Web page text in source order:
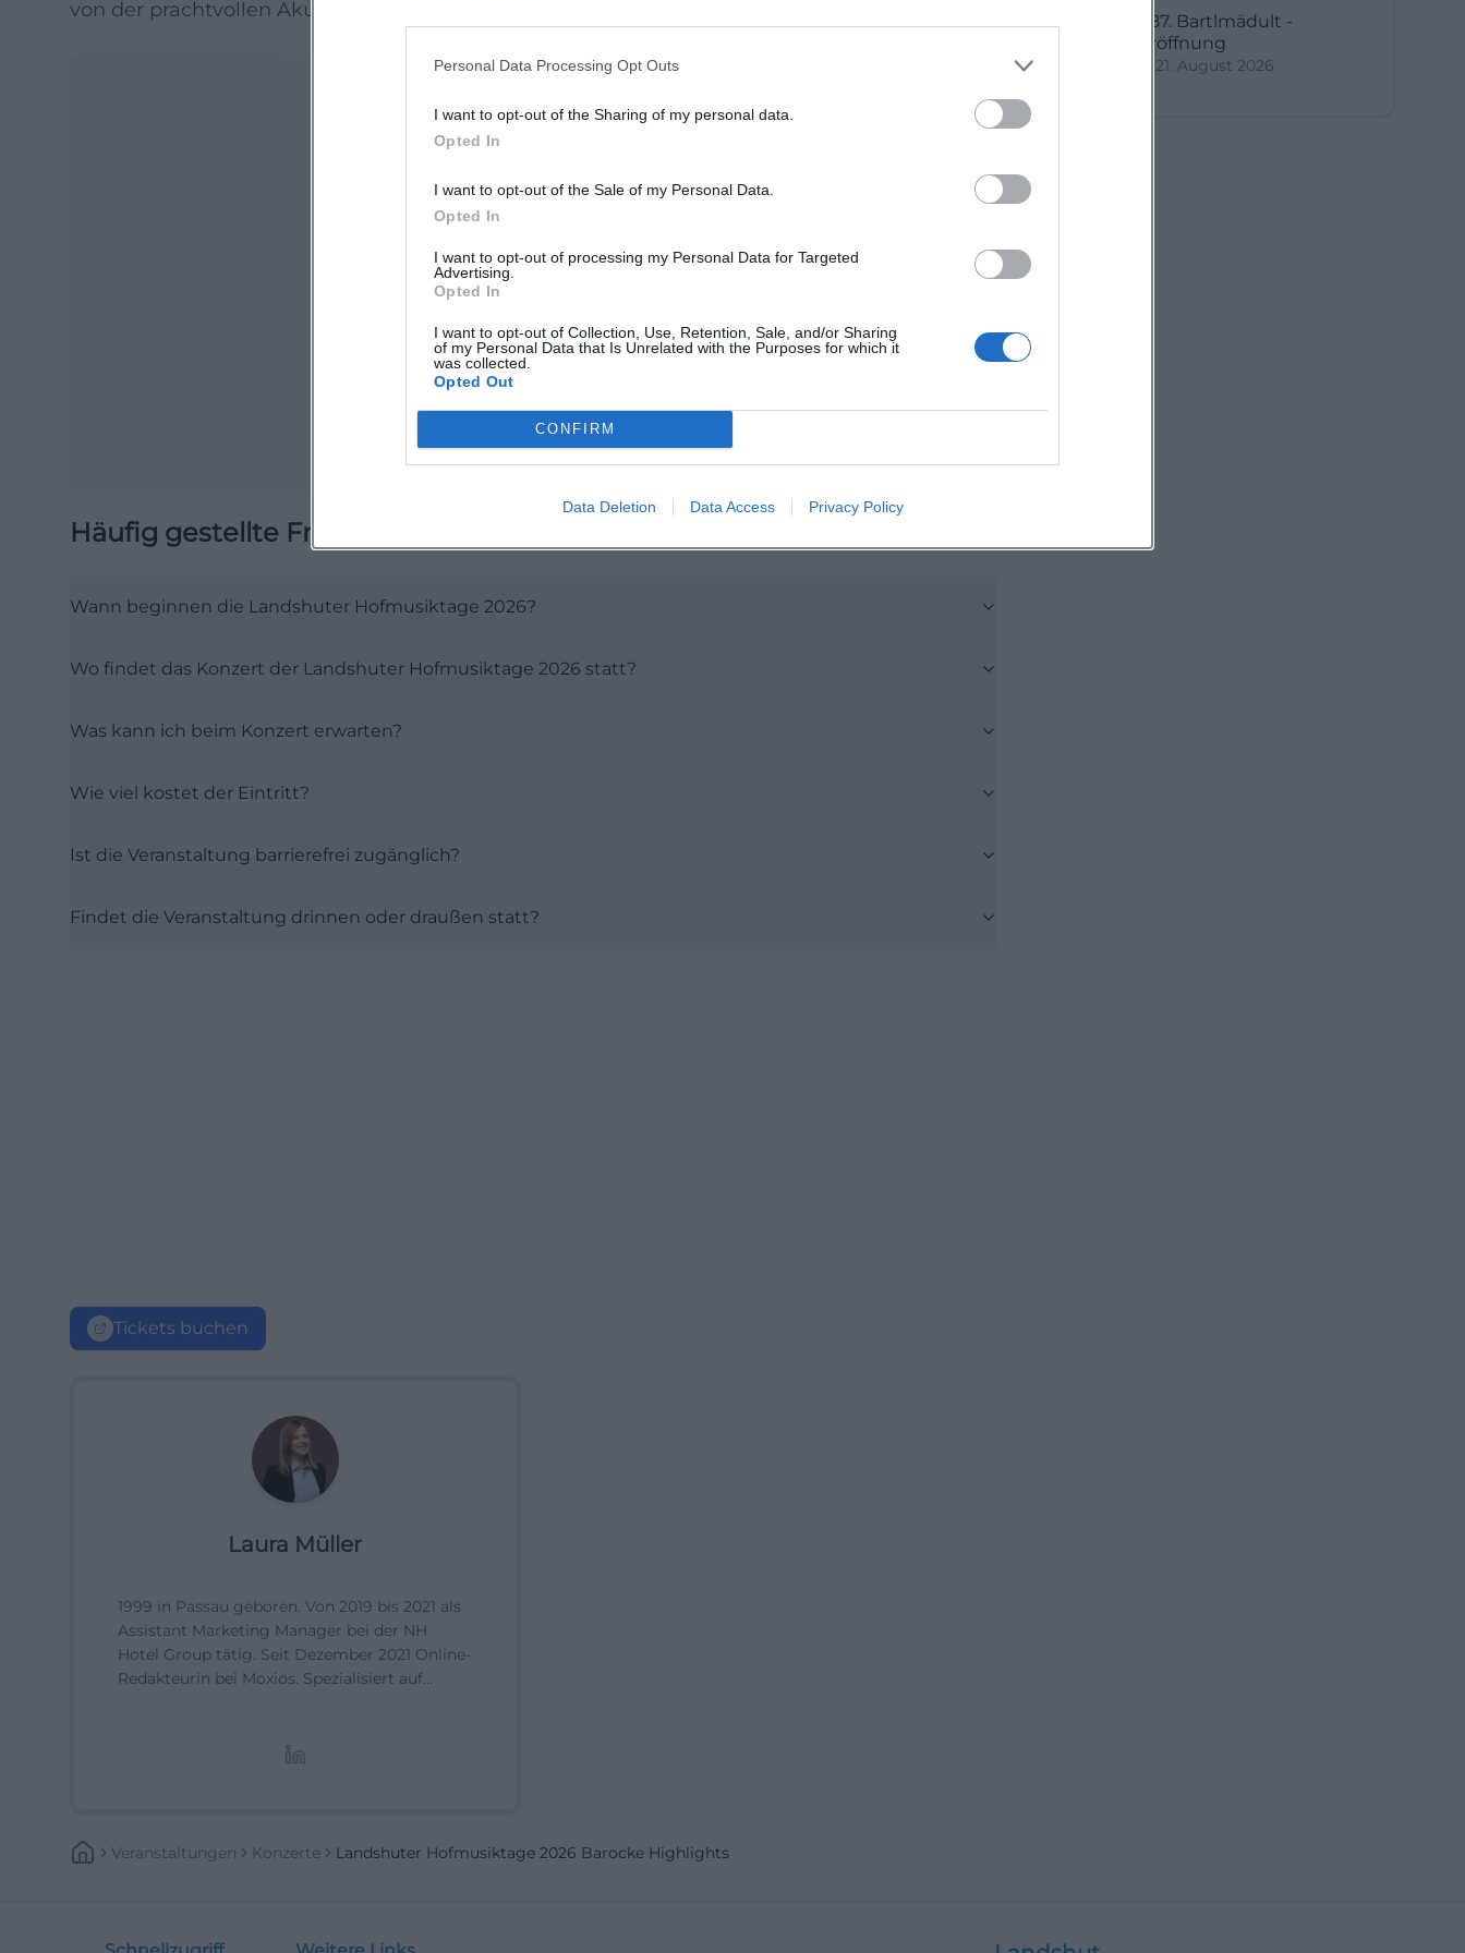
Personal Data Processing Opt Outs
I want to opt-out of the Sharing of my personal data.
Opted In
I want to opt-out of the Sale of my Personal Data.
Opted In
I want to opt-out of processing my Personal Data for Targeted
Advertising.
Opted In
I want to opt-out of Collection, Use, Retention, Sale, and/or Sharing
of my Personal Data that Is Unrelated with the Purposes for which it
was collected.
Opted Out
CONFIRM
Data Deletion Data Access Privacy Policy
von der prachtvollen Akustik der historischen Kirche mitreißen.
Map unavailable
Häufig gestellte Fragen
Wann beginnen die Landshuter Hofmusiktage 2026?
Wo findet das Konzert der Landshuter Hofmusiktage 2026 statt?
Was kann ich beim Konzert erwarten?
Wie viel kostet der Eintritt?
Ist die Veranstaltung barrierefrei zugänglich?
Findet die Veranstaltung drinnen oder draußen statt?
Tickets buchen
Laura Müller
1999 in Passau geboren. Von 2019 bis 2021 als
Assistant Marketing Manager bei der NH
Hotel Group tätig. Seit Dezember 2021 Online-
Redakteurin bei Moxios. Spezialisiert auf
687. Bartlmädult -
Eröffnung
21. August 2026
Veranstaltungen Konzerte Landshuter Hofmusiktage 2026 Barocke Highlights